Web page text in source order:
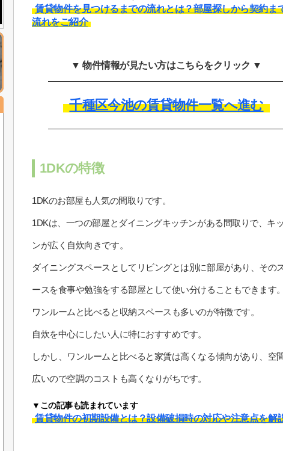
賃貸物件を見つけるまでの流れとは？部屋探しから契約ま
流れをご紹介
▼ 物件情報が見たい方はこちらをクリック ▼
千種区今池の賃貸物件一覧へ進む
1DKの特徴
1DKのお部屋も人気の間取りです。
1DKは、一つの部屋とダイニングキッチンがある間取りで、キ
ンが広く自炊向きです。
ダイニングスペースとしてリビングとは別に部屋があり、その
ースを食事や勉強をする部屋として使い分けることもできます
ワンルームと比べると収納スペースも多いのが特徴です。
自炊を中心にしたい人に特におすすめです。
しかし、ワンルームと比べると家賃は高くなる傾向があり、空
広いので空調のコストも高くなりがちです。
▼この記事も読まれています
賃貸物件の初期設備とは？設備破損時の対応や注意点を解